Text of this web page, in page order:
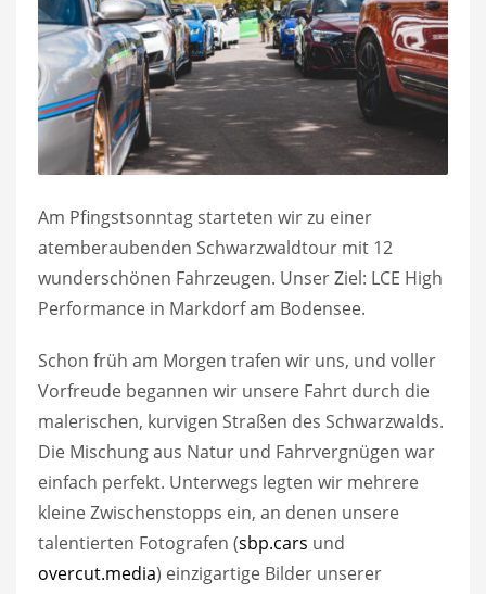
Am Pfingstsonntag starteten wir zu einer
atemberaubenden Schwarzwaldtour mit 12
wunderschönen Fahrzeugen. Unser Ziel: LCE High
Performance in Markdorf am Bodensee.
Schon früh am Morgen trafen wir uns, und voller
Vorfreude begannen wir unsere Fahrt durch die
malerischen, kurvigen Straßen des Schwarzwalds.
Die Mischung aus Natur und Fahrvergnügen war
einfach perfekt. Unterwegs legten wir mehrere
kleine Zwischenstopps ein, an denen unsere
talentierten Fotografen (sbp.cars und
overcut.media) einzigartige Bilder unserer